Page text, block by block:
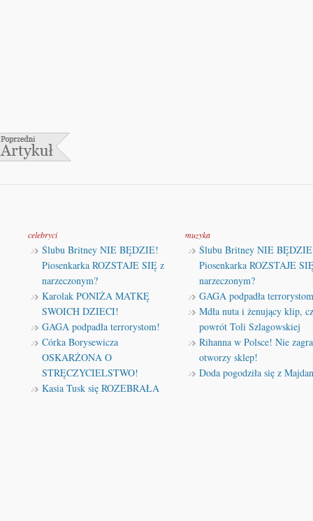
celebryci
Ślubu Britney NIE BĘDZIE!
Piosenkarka ROZSTAJE SIĘ z
narzeczonym?
Karolak PONIŻA MATKĘ
SWOICH DZIECI!
GAGA podpadła terrorystom!
Córka Borysewicza
OSKARŻONA O
STRĘCZYCIELSTWO!
Kasia Tusk się ROZEBRAŁA
muzyka
Ślubu Britney NIE
Piosenkarka ROZSTAJE
narzeczonym?
GAGA podpadła
Mdła nuta i żenujący klip,
powrót Toli Szlagowskiej
Rihanna w Polsce! Nie
otworzy sklep!
Doda pogodziła się z